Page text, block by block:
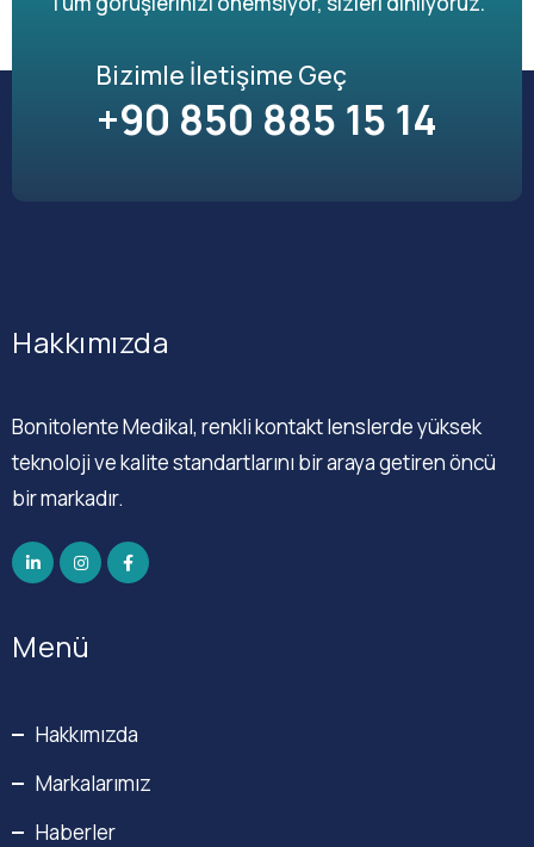
Bizimle İletişime Geç
+90 850 885 15 14
Hakkımızda
Bonitolente Medikal, renkli kontakt lenslerde yüksek
teknoloji ve kalite standartlarını bir araya getiren öncü
bir markadır.
Menü
Hakkımızda
Markalarımız
Haberler